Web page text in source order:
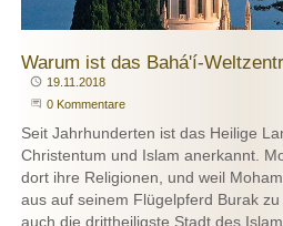
Warum ist das Bahá'í-
Publiziert
19.11.2018
Beginne eine Unterhaltung
0 Kommentare
Seit Jahrhunderten ist das Heilige
Christentum und Islam anerkannt.
dort ihre Religionen, und weil
aus auf seinem Flügelpferd Burak
auch die drittheiligste Stadt des